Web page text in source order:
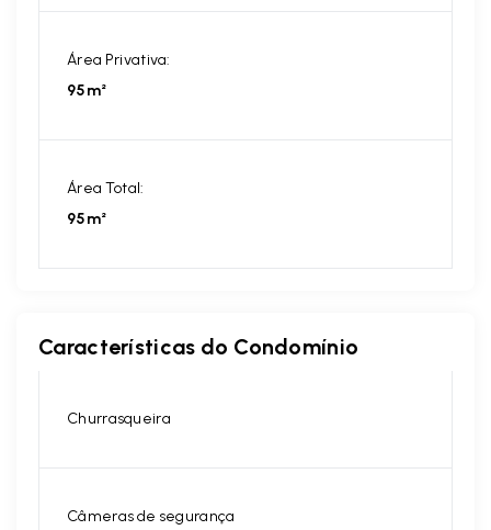
Área Privativa:
95m²
Área Total:
95m²
Características do Condomínio
Churrasqueira
Câmeras de segurança